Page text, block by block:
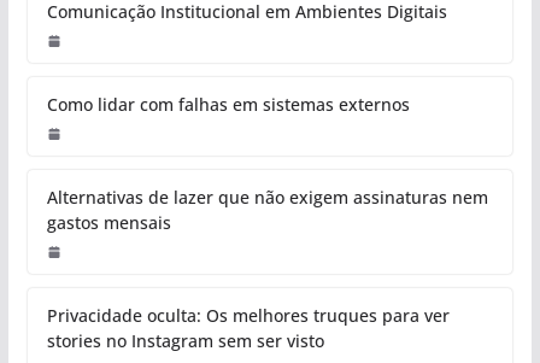
Comunicação Institucional em Ambientes Digitais
Como lidar com falhas em sistemas externos
Alternativas de lazer que não exigem assinaturas nem
gastos mensais
Privacidade oculta: Os melhores truques para ver
stories no Instagram sem ser visto